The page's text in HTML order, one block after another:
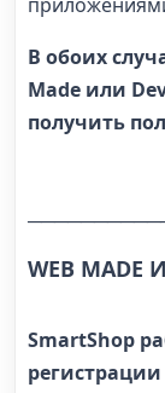
В обоих
Made или
получить
WEB MADE
SmartShop